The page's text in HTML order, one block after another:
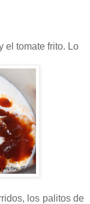
el tomate frito. Lo
los palitos de